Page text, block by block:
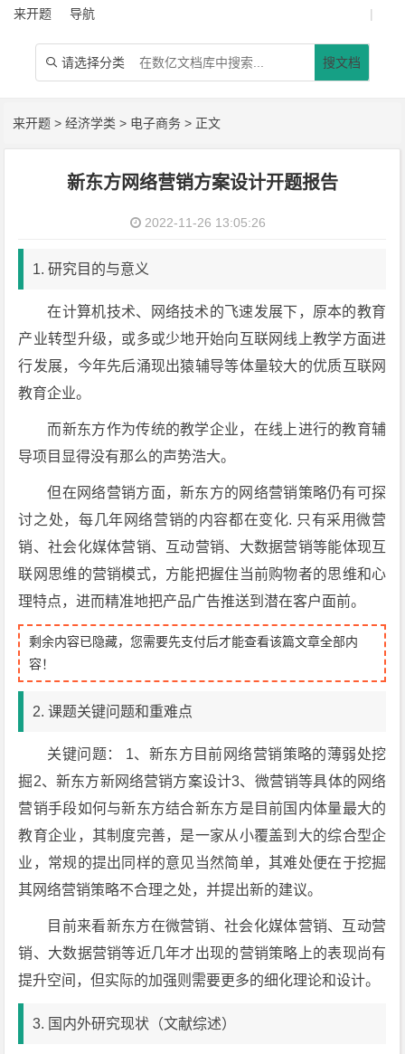
来开题 导航 |
 请选择分类 搜文档
来开题 >经济学类 > 电子商务 > 正文
新东方网络营销方案设计开题报告
2022-11-26 13:05:26
1. 研究目的与意义
在计算机技术、网络技术的飞速发展下，原本的教育
产业转型升级，或多或少地开始向互联网线上教学方面进
行发展，今年先后涌现出猿辅导等体量较大的优质互联网
教育企业。
而新东方作为传统的教学企业，在线上进行的教育辅
导项目显得没有那么的声势浩大。
但在网络营销方面，新东方的网络营销策略仍有可探
讨之处，每几年网络营销的内容都在变化. 只有采用微营
销、社会化媒体营销、互动营销、大数据营销等能体现互
联网思维的营销模式，方能把握住当前购物者的思维和心
理特点，进而精准地把产品广告推送到潜在客户面前。
剩余内容已隐藏，您需要先支付后才能查看该篇文章全部内
容！
2. 课题关键问题和重难点
关键问题： 1、新东方目前网络营销策略的薄弱处挖
掘2、新东方新网络营销方案设计3、微营销等具体的网络
营销手段如何与新东方结合新东方是目前国内体量最大的
教育企业，其制度完善，是一家从小覆盖到大的综合型企
业，常规的提出同样的意见当然简单，其难处便在于挖掘
其网络营销策略不合理之处，并提出新的建议。
目前来看新东方在微营销、社会化媒体营销、互动营
销、大数据营销等近几年才出现的营销策略上的表现尚有
提升空间，但实际的加强则需要更多的细化理论和设计。
3. 国内外研究现状（文献综述）